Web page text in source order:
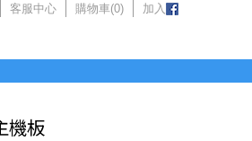
客服中心 購物車(0) 加入
機板